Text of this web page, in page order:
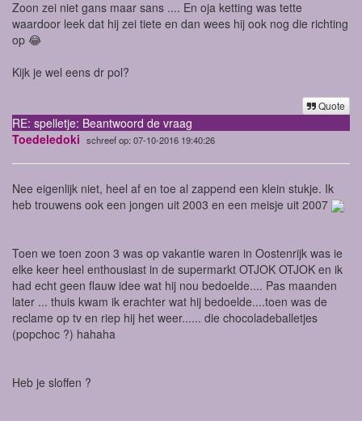
Zoon zei niet gans maar sans .... En oja ketting was tette
waardoor leek dat hij zei tiete en dan wees hij ook nog die richting
op 😂
Kijk je wel eens dr pol?
Quote
RE: spelletje: Beantwoord de vraag
Toedeledoki schreef op: 07-10-2016 19:40:26
Nee eigenlijk niet, heel af en toe al zappend een klein stukje. Ik
heb trouwens ook een jongen uit 2003 en een meisje uit 2007
Toen we toen zoon 3 was op vakantie waren in Oostenrijk was ie
elke keer heel enthousiast in de supermarkt OTJOK OTJOK en ik
had echt geen flauw idee wat hij nou bedoelde.... Pas maanden
later ... thuis kwam ik erachter wat hij bedoelde....toen was de
reclame op tv en riep hij het weer...... die chocoladeballetjes
(popchoc ?) hahaha
Heb je sloffen ?